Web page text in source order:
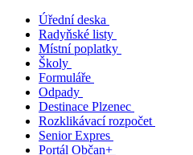
Úřední deska
Radyňské listy
Místní poplatky
Školy
Formuláře
Odpady
Destinace Plzenec
Rozklikávací rozpočet
Senior Expres
Portál Občan+